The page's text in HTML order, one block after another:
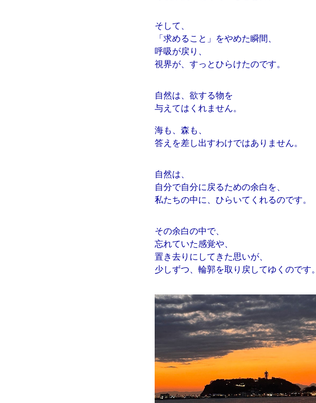
そして、
「求めること」をやめた瞬間、
呼吸が戻り、
視界が、すっとひらけたのです。
自然は、欲する物を
与えてはくれません。
海も、森も、
答えを差し出すわけではありません。
自然は、
自分で自分に戻るための余白を、
私たちの中に、ひらいてくれるのです。
その余白の中で、
忘れていた感覚や、
置き去りにしてきた思いが、
少しずつ、輪郭を取り戻してゆくのです。